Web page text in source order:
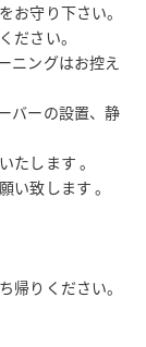
守り下さい。
ださい。
ニングはお控え
バーの設置、静
たします 。
い致します 。
帰りください。